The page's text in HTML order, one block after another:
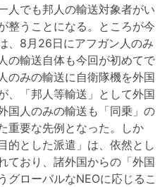
人でも邦人の輸送対象者がい
整うことになる。ところが今
、8月26日にアフガン人のみ
の輸送自体も今回が初めてで
のみの輸送に自衛隊機を外国
、「邦人等輸送」として外国
国人のみの輸送も「同乗」の
重要な先例となった。しか
的とした派遣」は、依然とし
ており、諸外国からの「外国
グローバルなNEOに応じるこ